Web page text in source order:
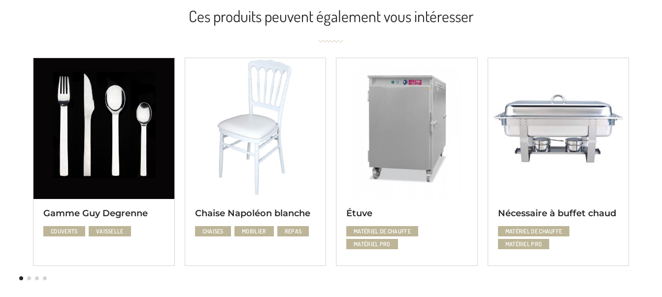
Ces produits peuvent également vous intéresser
Gamme Guy Degrenne
COUVERTS VAISSELLE
Chaise Napoléon blanche
CHAISES MOBILIER REPAS
Étuve
MATÉRIEL DE CHAUFFE
MATÉRIEL PRO
Nécessaire à buffet chaud
MATÉRIEL DE CHAUFFE
MATÉRIEL PRO